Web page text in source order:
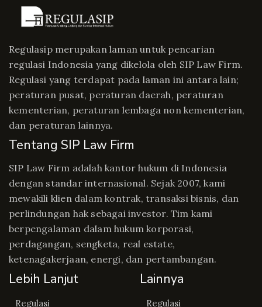
Regulasip merupakan laman untuk pencarian
regulasi Indonesia yang dikelola oleh SIP Law Firm.
Regulasi yang terdapat pada laman ini antara lain;
peraturan pusat, peraturan daerah, peraturan
kementerian, peraturan lembaga non kementerian,
dan peraturan lainnya.
Tentang SIP Law Firm
SIP Law Firm adalah kantor hukum di Indonesia
dengan standar internasional. Sejak 2007, kami
mewakili klien dalam kontrak, transaksi bisnis, dan
perlindungan hak sebagai investor. Tim kami
berpengalaman dalam hukum korporasi,
perdagangan, sengketa, real estate,
ketenagakerjaan, energi, dan pertambangan.
Lebih Lanjut
Regulasi
Lainnya
Regulasi